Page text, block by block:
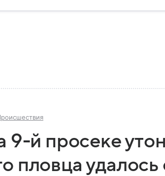
9-й просеке
пловца удалось